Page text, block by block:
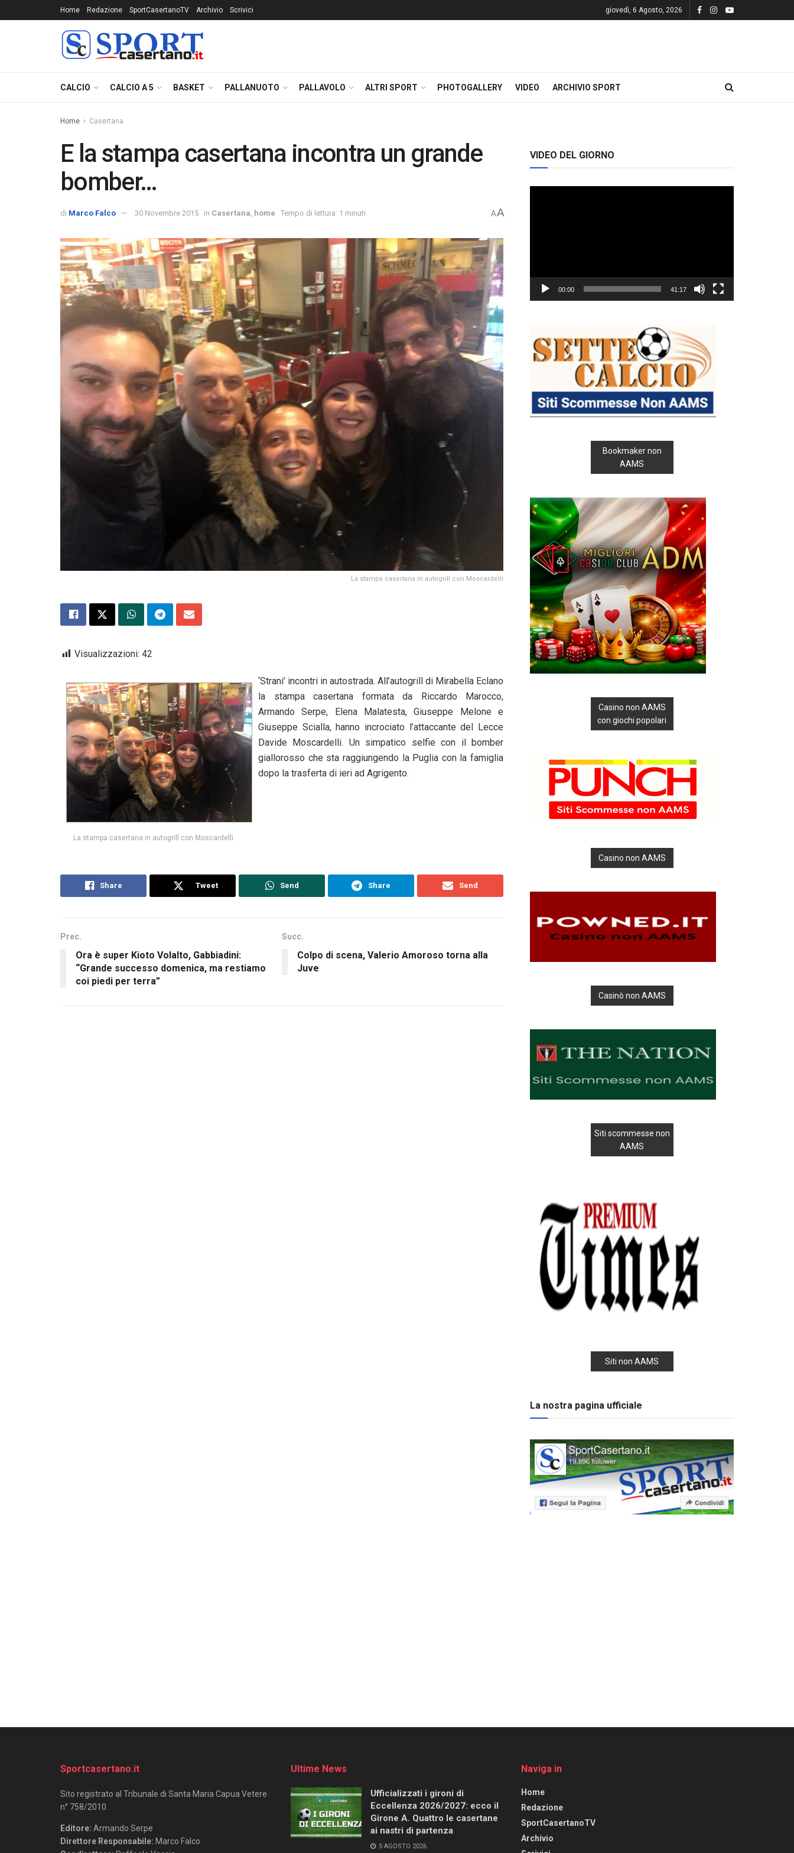
Home Redazione SportCasertanoTV Archivio Scrivici giovedì, 6 Agosto, 2026
CALCIO CALCIO A 5 BASKET PALLANUOTO PALLAVOLO ALTRI SPORT PHOTOGALLERY VIDEO ARCHIVIO SPORT
Home Casertana
E la stampa casertana incontra un grande
bomber…
di Marco Falco 30 Novembre 2015 in Casertana home Tempo di lettura: 1 minuti AA
La stampa casertana in autogrill con Moscardelli
Visualizzazioni: 42
La stampa casertana in autogrill con Moscardelli
‘Strani’ incontri in autostrada. All’autogrill di Mirabella Eclano
la stampa casertana formata da Riccardo Marocco,
Armando Serpe, Elena Malatesta, Giuseppe Melone e
Giuseppe Scialla, hanno incrociato l’attaccante del Lecce
Davide Moscardelli. Un simpatico selfie con il bomber
giallorosso che sta raggiungendo la Puglia con la famiglia
dopo la trasferta di ieri ad Agrigento.
Share Tweet Send Share Send
Prec.
Ora è super Kioto Volalto, Gabbiadini:
“Grande successo domenica, ma restiamo
coi piedi per terra”
Succ.
Colpo di scena, Valerio Amoroso torna alla
Juve
VIDEO DEL GIORNO
00:00 41:17
Bookmaker non
AAMS
Casino non AAMS
con giochi popolari
Casino non AAMS
Casinò non AAMS
Siti scommesse non
AAMS
Siti non AAMS
La nostra pagina ufficiale
Sportcasertano.it
Sito registrato al Tribunale di Santa Maria Capua Vetere
n° 758/2010.
Editore: Armando Serpe
Direttore Responsabile: Marco Falco
Ultime News
Ufficializzati i gironi di
Eccellenza 2026/2027: ecco il
Girone A. Quattro le casertane
ai nastri di partenza
5 AGOSTO 2026
Naviga in
Home
Redazione
SportCasertanoTV
Archivio